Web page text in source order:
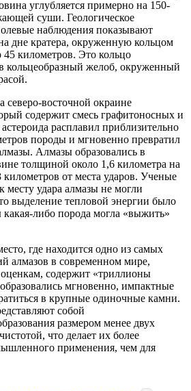
углубляется примерно на 150-
суши. Геологическое
наблюдения показывают
дне кратера, окруженную кольцом
километров. Это кольцо
кольцеобразный желоб, окруженный
восточной окраине
содержит смесь графитоносных и
расплавил приблизительно
породы и мгновенно превратил
Алмазы образовались в
толщиной около 1,6 километра на
километров от места ударов. Ученые
удара алмазы не могли
выделение тепловой энергии было
либо порода могла «выжить»
где находится одно из самых
алмазов в современном мире,
содержит «триллионы
мгновенно, импактные
в крупные одиночные камни.
собой
размером менее двух
что делает их более
применения, чем для